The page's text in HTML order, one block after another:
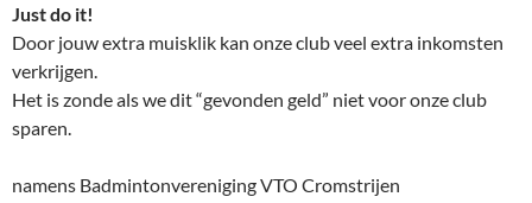
Just do it!
Door jouw extra muisklik kan onze club veel extra inkomsten
verkrijgen.
Het is zonde als we dit “gevonden geld” niet voor onze club
sparen.
namens Badmintonvereniging VTO Cromstrijen